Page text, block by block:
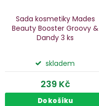
Sada kosmetiky Mades
Beauty Booster Groovy &
Dandy 3 ks
skladem
239 Kč
Do košíku